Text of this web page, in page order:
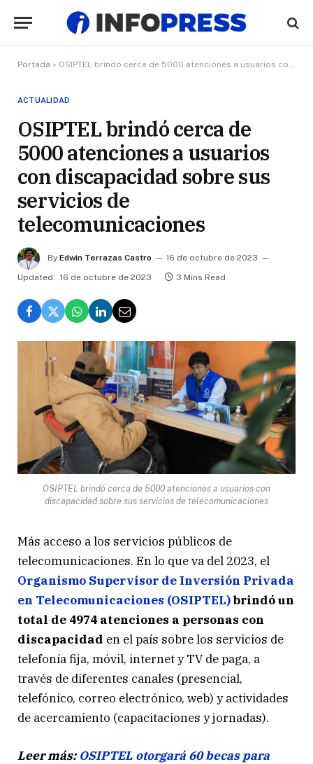
Portada » OSIPTEL brindó cerca de 5000 atenciones a usuarios con discapacidad sobre sus servicios de telecomunicaciones
ACTUALIDAD
OSIPTEL brindó cerca de
5000 atenciones a usuarios
con discapacidad sobre sus
servicios de
telecomunicaciones
By Edwin Terrazas Castro
16 de octubre de 2023
Updated: 16 de octubre de 2023 3 Mins Read
OSIPTEL brindó cerca de 5000 atenciones a usuarios con
discapacidad sobre sus servicios de telecomunicaciones
Más acceso a los servicios públicos de
telecomunicaciones. En lo que va del 2023, el
Organismo Supervisor de Inversión Privada
en Telecomunicaciones (OSIPTEL)brindó un
total de 4974 atenciones a personas con
discapacidad en el país sobre los servicios de
telefonía fija, móvil, internet y TV de paga, a
través de diferentes canales (presencial,
telefónico, correo electrónico, web) y actividades
de acercamiento (capacitaciones y jornadas).
Leer más: OSIPTEL otorgará 60 becas para